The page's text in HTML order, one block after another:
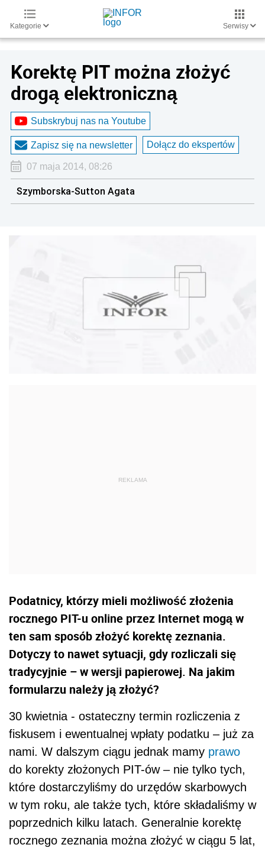
Kategorie Serwisy
Korektę PIT można złożyć
drogą elektroniczną
Subskrybuj nas na Youtube
Zapisz się na newsletter Dołącz do ekspertów
07 maja 2014, 08:26
Szymborska-Sutton Agata
Podatnicy, którzy mieli możliwość złożenia
rocznego PIT-u online przez Internet mogą w
ten sam sposób złożyć korektę zeznania.
Dotyczy to nawet sytuacji, gdy rozliczali się
tradycyjnie – w wersji papierowej. Na jakim
formularzu należy ją złożyć?
30 kwietnia - ostateczny termin rozliczenia z
fiskusem i ewentualnej wpłaty podatku – już za
nami. W dalszym ciągu jednak mamy prawo
do korekty złożonych PIT-ów – nie tylko tych,
które dostarczyliśmy do urzędów skarbowych
w tym roku, ale także tych, które składaliśmy w
poprzednich kilku latach. Generalnie korektę
rocznego zeznania można złożyć w ciągu 5 lat,